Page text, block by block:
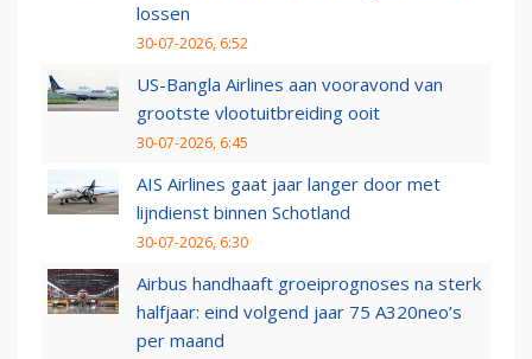
lossen
30-07-2026, 6:52
US-Bangla Airlines aan vooravond van
grootste vlootuitbreiding ooit
30-07-2026, 6:45
AIS Airlines gaat jaar langer door met
lijndienst binnen Schotland
30-07-2026, 6:30
Airbus handhaaft groeiprognoses na sterk
halfjaar: eind volgend jaar 75 A320neo’s
per maand